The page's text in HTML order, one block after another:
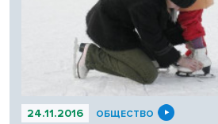
24.11.2016 ОБЩЕСТВО